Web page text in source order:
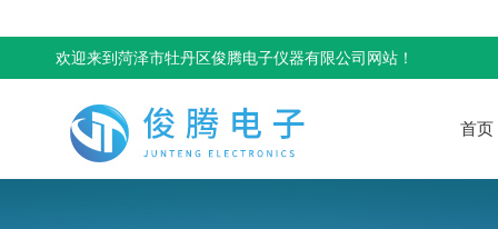
欢迎来到菏泽市牡丹区俊腾电子仪器有限公司网站！
首页